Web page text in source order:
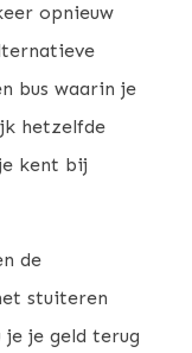
opnieuw
bus waarin je
hetzelfde
kent bij
de
stuiteren
je geld terug